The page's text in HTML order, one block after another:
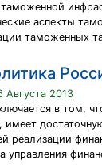
таможенной
аспекты
таможенных
Августа 2013
в том,
реализации
управления